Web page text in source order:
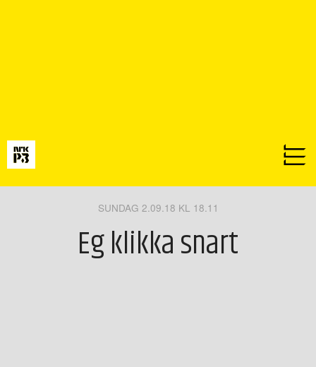
SUNDAG 2.09.18 KL 18.11
Eg klikka snart